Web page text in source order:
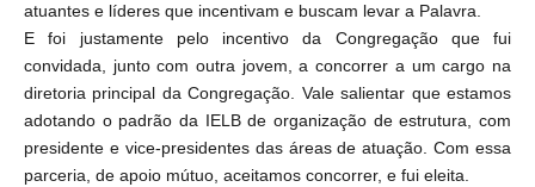
atuantes e líderes que incentivam e buscam levar a Palavra.
E foi justamente pelo incentivo da Congregação que fui
convidada, junto com outra jovem, a concorrer a um cargo na
diretoria principal da Congregação. Vale salientar que estamos
adotando o padrão da IELB de organização de estrutura, com
presidente e vice-presidentes das áreas de atuação. Com essa
parceria, de apoio mútuo, aceitamos concorrer, e fui eleita.